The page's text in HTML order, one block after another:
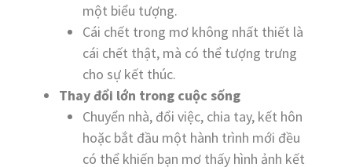
một biểu tượng.
Cái chết trong mơ không nhất thiết là
cái chết thật, mà có thể tượng trưng
cho sự kết thúc.
Thay đổi lớn trong cuộc sống
Chuyển nhà, đổi việc, chia tay, kết hôn
hoặc bắt đầu một hành trình mới đều
có thể khiến bạn mơ thấy hình ảnh kết